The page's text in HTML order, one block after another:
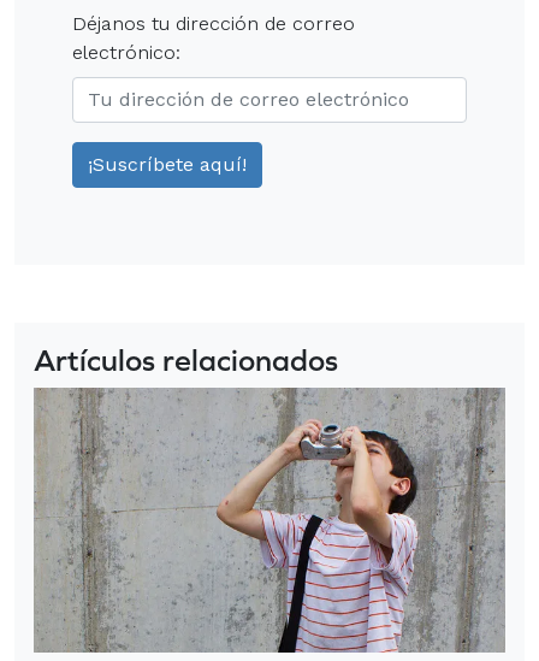
Déjanos tu dirección de correo
electrónico:
Artículos relacionados